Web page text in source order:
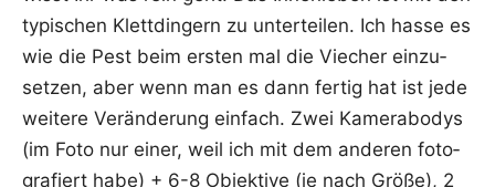
typi­schen Klett­din­gern zu unter­tei­len. Ich has­se es
wie die Pest beim ers­ten mal die Vie­cher ein­zu­
set­zen, aber wenn man es dann fer­tig hat ist jede
wei­te­re Ver­än­de­rung ein­fach. Zwei Kame­ra­bo­dys
(im Foto nur einer, weil ich mit dem ande­ren foto­
gra­fiert habe) + 6-8 Objek­ti­ve (je nach Grö­ße), 2